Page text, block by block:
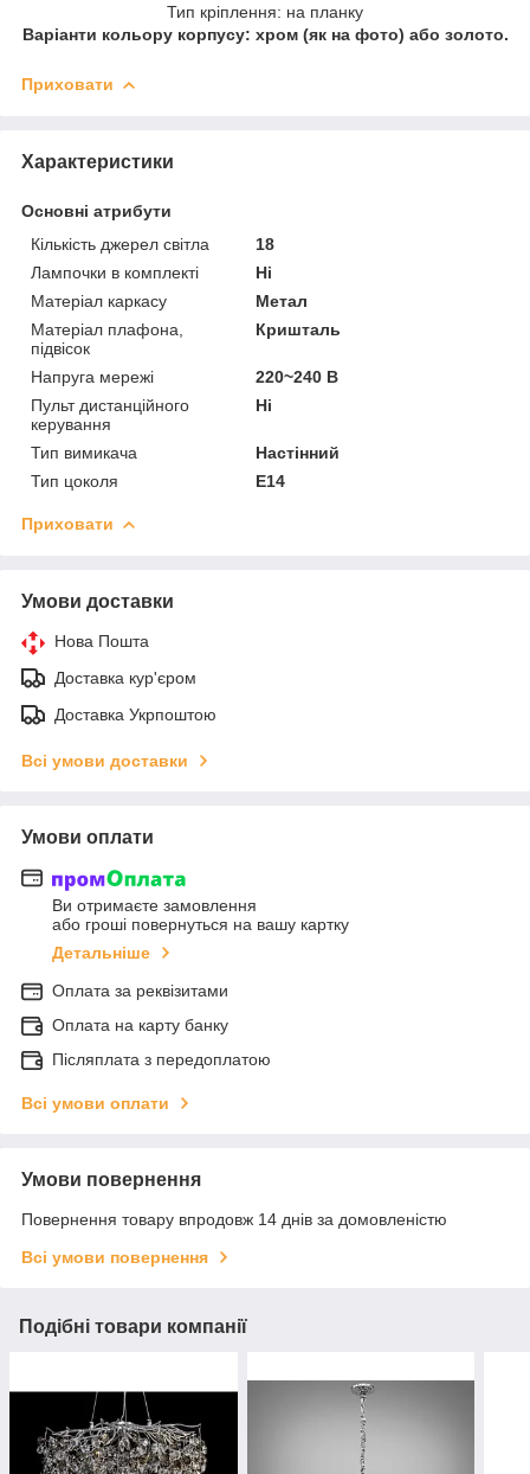
Тип кріплення: на планку
Варіанти кольору корпусу: хром (як на фото) або золото.
Приховати
Характеристики
Основні атрибути
Кількість джерел світла
18
Лампочки в комплекті
Ні
Матеріал каркасу
Метал
Матеріал плафона,
підвісок
Кришталь
Напруга мережі
220~240 В
Пульт дистанційного
керування
Ні
Тип вимикача
Настінний
Тип цоколя
E14
Приховати
Умови доставки
Нова Пошта
Доставка кур'єром
Доставка Укрпоштою
Всі умови доставки
Умови оплати
Ви отримаєте замовлення
або гроші повернуться на вашу картку
Детальніше
Оплата за реквізитами
Оплата на карту банку
Післяплата з передоплатою
Всі умови оплати
Умови повернення
Повернення товару впродовж 14 днів за домовленістю
Всі умови повернення
Подібні товари компанії